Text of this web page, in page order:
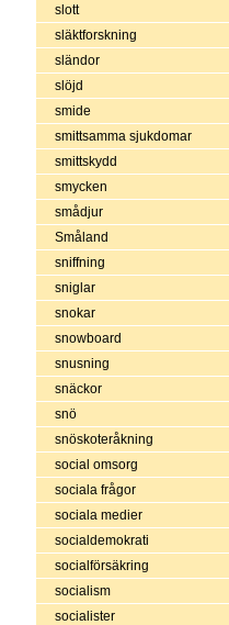
slott
släktforskning
sländor
slöjd
smide
smittsamma sjukdomar
smittskydd
smycken
smådjur
Småland
sniffning
sniglar
snokar
snowboard
snusning
snäckor
snö
snöskoteråkning
social omsorg
sociala frågor
sociala medier
socialdemokrati
socialförsäkring
socialism
socialister